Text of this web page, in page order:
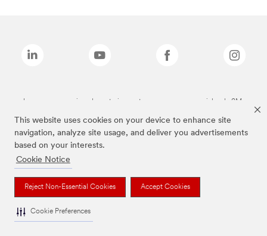
This website uses cookies on your device to enhance site
navigation, analyze site usage, and deliver you advertisements
based on your interests.
Cookie Notice
Reject Non-Essential Cookies Accept Cookies
Cookie Preferences
Las marcas mencionadas anteriormente son marcas comerciales de 3M.